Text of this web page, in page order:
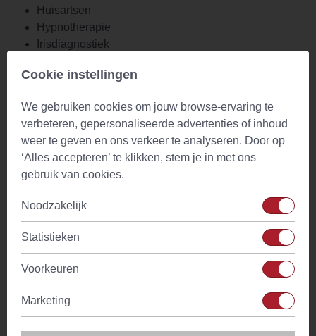
Huisartsen
Hypnotherapie
Irisdiagnostiek
Massage therapie
programmeren)
Osteopathie
Pilates
Reflexologie
Reiki
Sporttherapie
Tandartsen
Voedselallergie
Evans & Watson promoot of keurt geen praktijk of persoon
Cookie instellingen
We gebruiken cookies om jouw browse-ervaring te
verbeteren, gepersonaliseerde advertenties of inhoud
weer te geven en ons verkeer te analyseren. Door op
‘Alles accepteren’ te klikken, stem je in met ons
gebruik van cookies.
Noodzakelijk
Statistieken
Voorkeuren
Marketing